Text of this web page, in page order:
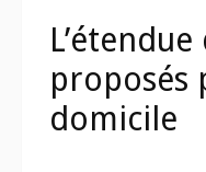
proposés
domicile